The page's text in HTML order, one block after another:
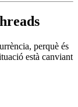
perquè és
està canviant